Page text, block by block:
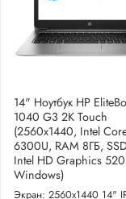
14" Ноутбук HP
1040 G3 2K Touch
(2560x1440, Intel
6300U, RAM 8ГБ,
Intel HD Graphics
Windows)
Экран: 2560x1440 14"